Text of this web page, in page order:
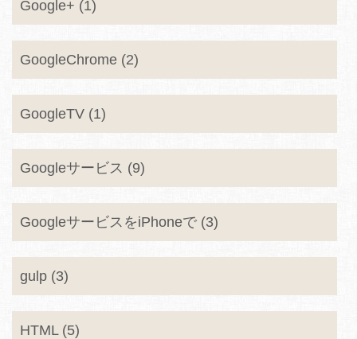
Google+ (1)
GoogleChrome (2)
GoogleTV (1)
Googleサービス (9)
GoogleサービスをiPhoneで (3)
gulp (3)
HTML (5)